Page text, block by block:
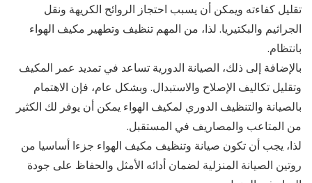
تقليل كفاءته ويمكن أن يسبب احتجاز الروائح الكريهة ونقل
الجراثيم والبكتيريا. لذا، من المهم تنظيف وتطهير مكيف الهواء
بانتظام.
بالإضافة إلى ذلك، الصيانة الدورية تساعد في تمديد عمر المكيف
وتقليل تكاليف الإصلاح والاستبدال. وبشكل عام، فإن الاهتمام
بالصيانة والتنظيف الدوري لمكيف الهواء يمكن أن يوفر لك الكثير
من المتاعب والمصاريف في المستقبل.
لذا، يجب أن تكون صيانة وتنظيف مكيف الهواء جزءا أساسيا من
روتين الصيانة المنزلية لضمان أدائه الأمثل والحفاظ على جودة